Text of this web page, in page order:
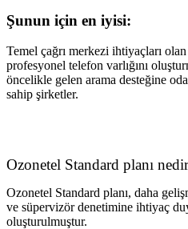
Şunun için en iyisi:
Temel çağrı merkezi ihtiyaçları
profesyonel telefon varlığını
öncelikle gelen arama desteğine
sahip şirketler.
Ozonetel Standard planı
Ozonetel Standard planı, daha
ve süpervizör denetimine ihtiyaç
oluşturulmuştur.